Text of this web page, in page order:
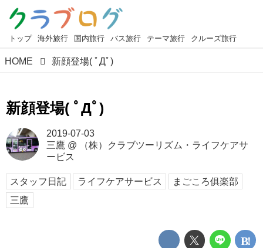
トップ 海外旅行 国内旅行 バス旅行 テーマ旅行 クルーズ旅行
HOME 新顔登場( ﾟДﾟ)
新顔登場( ﾟДﾟ)
2019-07-03
三鷹 @
（株）クラブツーリズム・ライフケアサ
ービス
スタッフ日記 ライフケアサービス
まごころ俱楽部
三鷹